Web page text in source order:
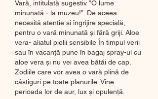
Vară, intitulată sugestiv ”O lume
minunată - la muzeu!”. De aceea
necesită atenție și îngrijire specială,
pentru o vară minunată și fără griji. Aloe
vera- aliatul pielii sensibile În timpul verii
sau în vacanță pune în bagaj spray-ul cu
aloe vera și nu vei avea bătăi de cap.
Zodiile care vor avea o vară plină de
câștiguri pe toate planurile. Vine
perioada lor de aur, lux și opulență.